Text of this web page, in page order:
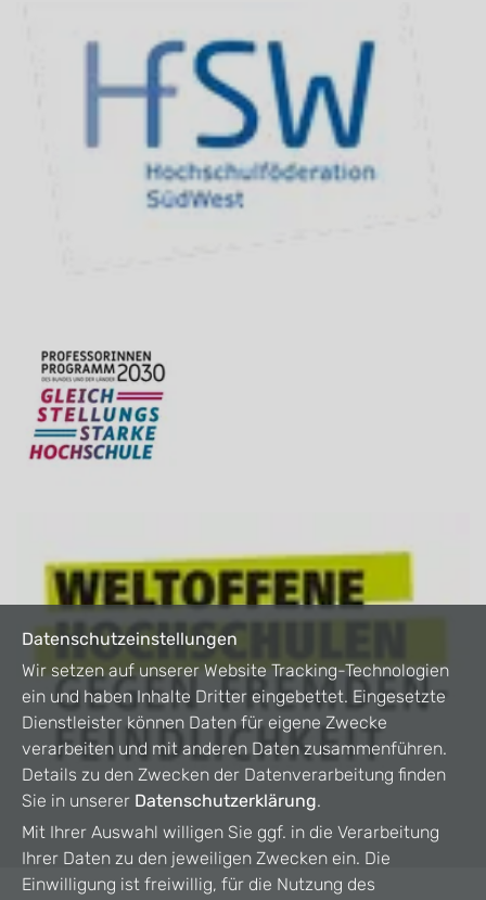
Datenschutzeinstellungen
Wir setzen auf unserer Website Tracking-Technologien
ein und haben Inhalte Dritter eingebettet. Eingesetzte
Dienstleister können Daten für eigene Zwecke
verarbeiten und mit anderen Daten zusammenführen.
Details zu den Zwecken der Datenverarbeitung finden
Sie in unserer Datenschutzerklärung.
Mit Ihrer Auswahl willigen Sie ggf. in die Verarbeitung
Ihrer Daten zu den jeweiligen Zwecken ein. Die
Einwilligung ist freiwillig, für die Nutzung des